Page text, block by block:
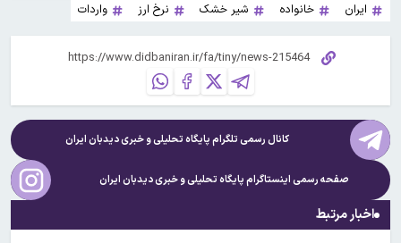
ایران خانواده شیر خشک نرخ ارز واردات
کانال رسمی تلگرام پایگاه تحلیلی و خبریدیدبان ایران
صفحه رسمی اینستاگرام پایگاه تحلیلی و خبریدیدبان ایران
اخبار مرتبط